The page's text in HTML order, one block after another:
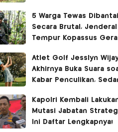
5 Warga Tewas Dibantai
Secara Brutal, Jenderal
Tempur Kopassus
Atlet Golf Jesslyn
Akhirnya Buka Suara
Kabar Penculikan,
Kapolri Kembali
Mutasi Jabatan
Ini Daftar Lengkapnya!